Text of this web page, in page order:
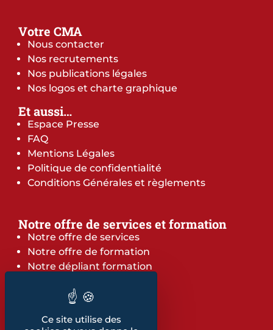
Votre CMA
Nous contacter
Nos recrutements
Nos publications légales
Nos logos et charte graphique
Et aussi…
Espace Presse
FAQ
Mentions Légales
Politique de confidentialité
Conditions Générales et règlements
Notre offre de services et formation
Notre offre de services
Notre offre de formation
Notre dépliant formation
Nos publications
Ce site utilise des